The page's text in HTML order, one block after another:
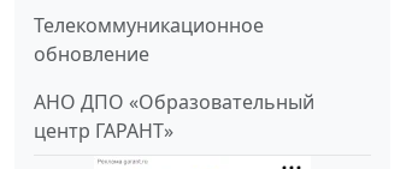
Телекоммуникационное
обновление
АНО ДПО «Образовательный
центр ГАРАНТ»